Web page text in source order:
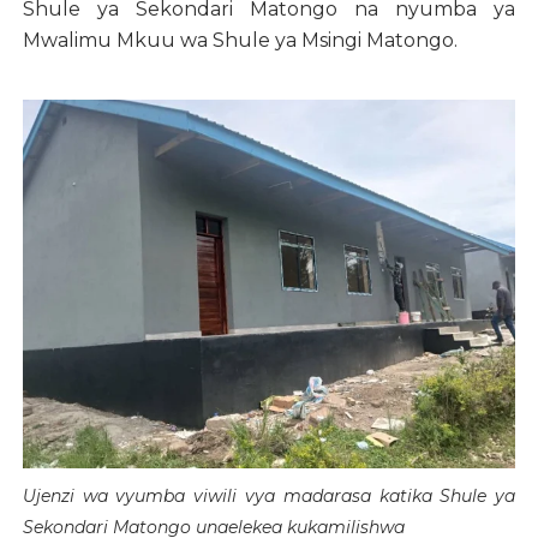
Shule ya Sekondari Matongo na nyumba ya
Mwalimu Mkuu wa Shule ya Msingi Matongo.
Ujenzi wa vyumba viwili vya madarasa katika Shule ya
Sekondari Matongo unaelekea kukamilishwa